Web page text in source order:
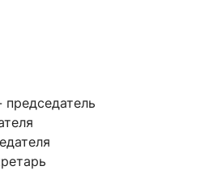
председатель